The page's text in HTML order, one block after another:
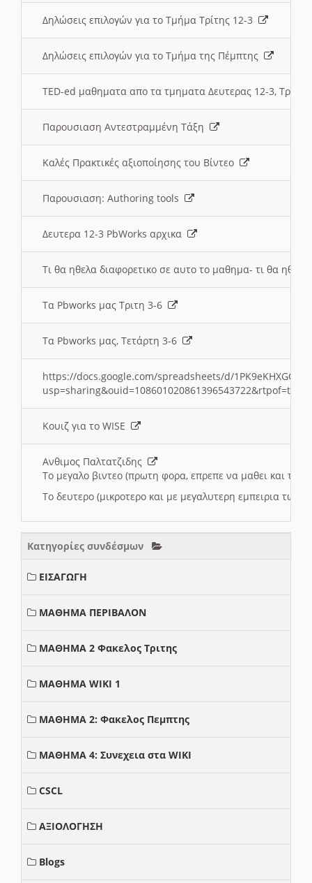
Δηλώσεις επιλογών για το Τμήμα Τρίτης 12-3
Δηλώσεις επιλογών για το Τμήμα της Πέμπτης
TED-ed μαθηματα απο τα τμηματα Δευτερας 12-3,
Παρουσιαση Αντεστραμμένη Τάξη
Καλές Πρακτικές αξιοποίησης του Βίντεο
Παρουσιαση: Authoring tools
Δευτερα 12-3 PbWorks αρχικα
Τι θα ηθελα διαφορετικο σε αυτο το μαθημα- τι θα
Τα Pbworks μας Τριτη 3-6
Τα Pbworks μας, Τετάρτη 3-6
https://docs.google.com/spreadsheets/d/
Κουιζ για το WISE
Ανθιμος Παλτατζιδης
Το μεγαλο βιντεο (πρωτη φορα, επρεπε να μαθει και το
Το δευτερο (μικροτερο και με μεγαλυτερη εμπειρια
Κατηγορίες συνδέσμων
ΕΙΣΑΓΩΓΗ
ΜΑΘΗΜΑ ΠΕΡΙΒΑΛΟΝ
ΜΑΘΗΜΑ 2 Φακελος Τριτης
ΜΑΘΗΜΑ WIKI 1
ΜΑΘΗΜΑ 2: Φακελος Πεμπτης
ΜΑΘΗΜΑ 4: Συνεχεια στα WIKI
CSCL
ΑΞΙΟΛΟΓΗΣΗ
Blogs